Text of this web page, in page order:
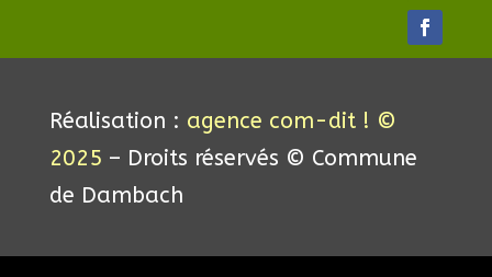
Réalisation : agence com-dit ! ©
2025 – Droits réservés © Commune
de Dambach